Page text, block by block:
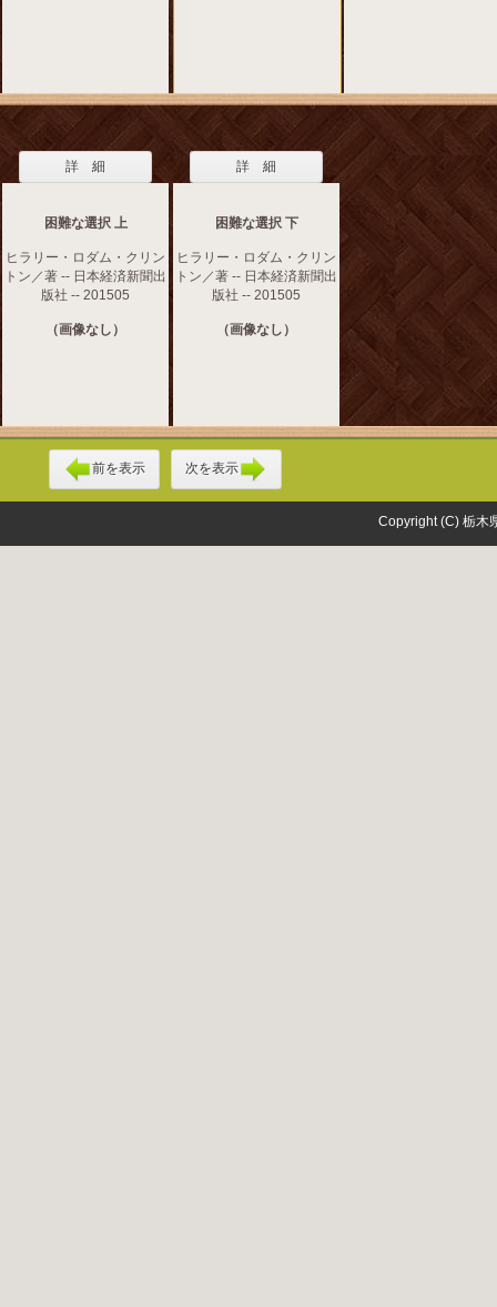
詳 細
困難な選択 上
ヒラリー・ロダム・クリン
トン／著 -- 日本経済新聞出
版社 -- 201505
（画像なし）
詳 細
困難な選択 下
ヒラリー・ロダム・クリン
トン／著 -- 日本経済新聞出
版社 -- 201505
（画像なし）
前を表示 次を表示
Copyright (C) 栃木